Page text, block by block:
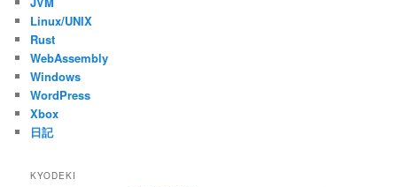
Linux/UNIX
Rust
WebAssembly
Windows
WordPress
Xbox
日記
KYODEKI